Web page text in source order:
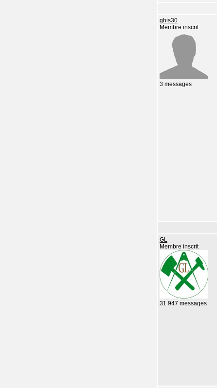
ghis30
Membre inscrit
3 messages
GL
Membre inscrit
31 947 messages